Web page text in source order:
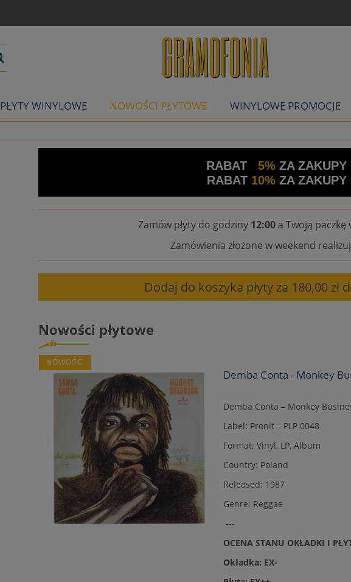
PŁYTY WINYLOWE NOWOŚCI PŁYTOWE WINYLOWE PROMOCJE
RABAT 5% ZA ZAKUPY
RABAT 10%ZA ZAKUPY
Zamów płyty do godziny 12:00a Twoją paczkę
Zamówienia złożone w weekend
Dodaj do koszyka płyty za 180,00
Nowości płytowe
Demba Conta - Monkey
Demba Conta ‎– Monkey
Label: Pronit ‎– PLP 0048
Format: Vinyl, LP, Album
Country: Poland
Released: 1987
Genre: Reggae
---
OCENA STANU OKŁADKI I
Okładka: EX-
NOWOŚĆ